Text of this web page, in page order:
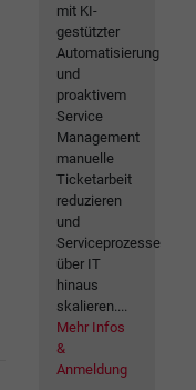
mit KI-
gestützter
Automatisierung
und
proaktivem
Service
Management
manuelle
Ticketarbeit
reduzieren
und
Serviceprozesse
über IT
hinaus
skalieren....
Mehr Infos
&
Anmeldung